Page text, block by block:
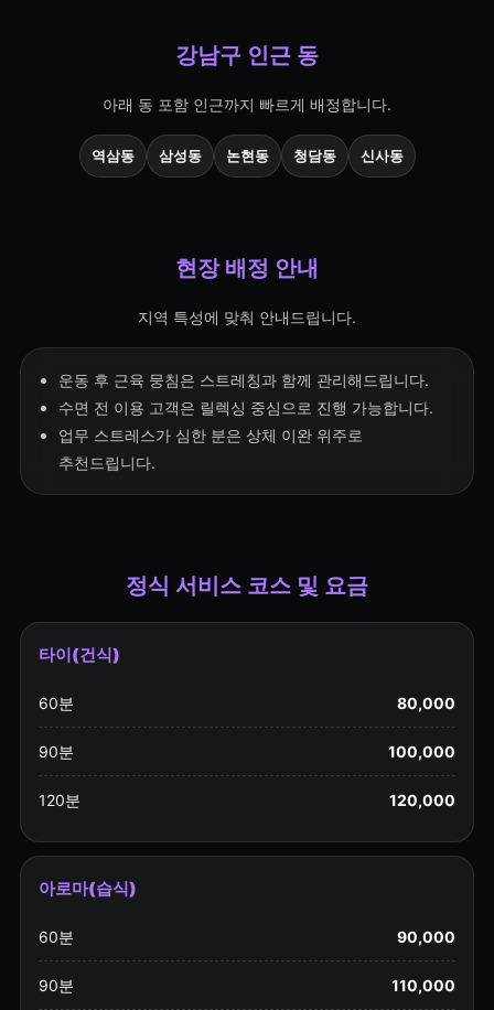
강남구 인근 동
아래 동 포함 인근까지 빠르게 배정합니다.
역삼동 삼성동 논현동 청담동 신사동
현장 배정 안내
지역 특성에 맞춰 안내드립니다.
운동 후 근육 뭉침은 스트레칭과 함께 관리해드립니다.
수면 전 이용 고객은 릴렉싱 중심으로 진행 가능합니다.
업무 스트레스가 심한 분은 상체 이완 위주로
추천드립니다.
정식 서비스 코스 및 요금
타이(건식)
60분 80,000
90분 100,000
120분 120,000
아로마(습식)
60분 90,000
90분 110,000